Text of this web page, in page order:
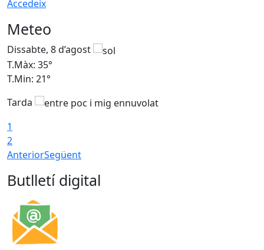
Accedeix
Meteo
Dissabte, 8 d’agost
T.Màx: 35°
T.Min: 21°
Tarda
1
2
AnteriorSegüent
Butlletí digital